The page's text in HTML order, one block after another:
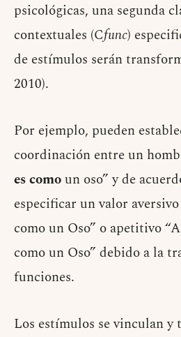
psicológicas, una segunda
contextuales (Cfunc)
de estímulos serán
2010).
Por ejemplo, pueden
coordinación entre un
es comoun oso” y de
especificar un valor
como un Oso” o apetitivo
como un Oso” debido a la
funciones.
Los estímulos se vinculan y